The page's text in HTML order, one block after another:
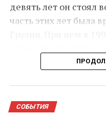
девять лет он стоял
часть этих лет была
Состояние здоровья
резко ухудшилось в
доставлен в
СОБЫТИЯ